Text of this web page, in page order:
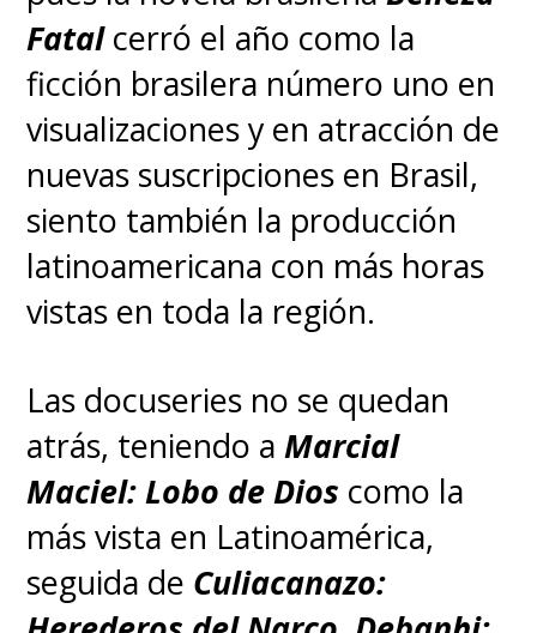
Fatal cerró el año como la
ficción brasilera número uno en
visualizaciones y en atracción de
nuevas suscripciones en Brasil,
siento también la producción
latinoamericana con más horas
vistas en toda la región.
Las docuseries no se quedan
atrás, teniendo a Marcial
Maciel: Lobo de Dios como la
más vista en Latinoamérica,
seguida de Culiacanazo: